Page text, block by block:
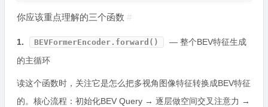
你应该重点理解的三个函数 #
1. BEVFormerEncoder.forward()
— 整个BEV特征生成
的主循环
读这个函数时，关注它是怎么把多视角图像特征转换成BEV特征
的。核心流程：初始化BEV Query → 逐层做空间交叉注意力 →